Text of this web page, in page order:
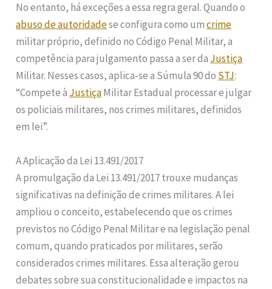
No entanto, há exceções a essa regra geral. Quando o
abuso de autoridadese configura como umcrime
militar próprio, definido no Código Penal Militar, a
competência para julgamento passa a ser da Justiça
Militar. Nesses casos, aplica-se a Súmula 90 do STJ:
“Compete à JustiçaMilitar Estadual processar e julgar
os policiais militares, nos crimes militares, definidos
em lei”.
A Aplicação da Lei 13.491/2017
A promulgação da Lei 13.491/2017 trouxe mudanças
significativas na definição de crimes militares. A lei
ampliou o conceito, estabelecendo que os crimes
previstos no Código Penal Militar e na legislação penal
comum, quando praticados por militares, serão
considerados crimes militares. Essa alteração gerou
debates sobre sua constitucionalidade e impactos na